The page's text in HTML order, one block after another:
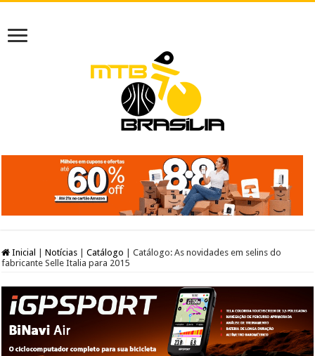
Inicial Notícias Catálogo
Catálogo: As novidades em selins do
fabricante Selle Italia para 2015